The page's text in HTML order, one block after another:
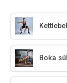
Boka